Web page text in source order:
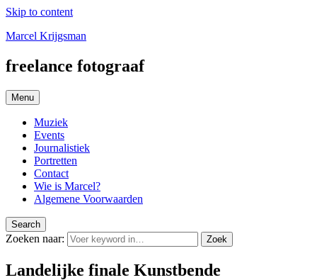
Skip to content
Marcel Krijgsman
freelance fotograaf
Menu
Muziek
Events
Journalistiek
Portretten
Contact
Wie is Marcel?
Algemene Voorwaarden
Search
Zoeken naar: Zoek
Landelijke finale Kunstbende